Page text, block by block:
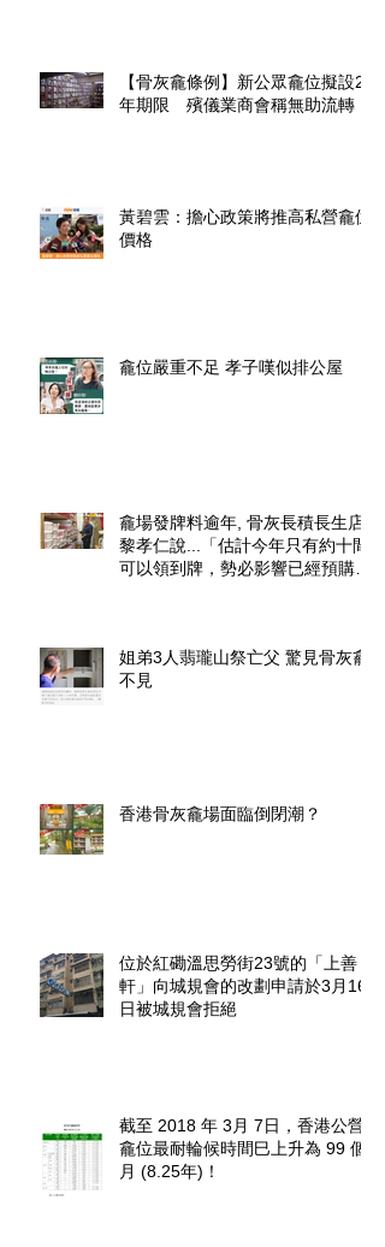
【骨灰龕條例】新公眾龕位擬設20
年期限 殯儀業商會稱無助流轉
黃碧雲：擔心政策將推高私營龕位
價格
龕位嚴重不足 孝子嘆似排公屋
龕場發牌料逾年, 骨灰長積長生店.
黎孝仁說...「估計今年只有約十間
可以領到牌，勢必影響已經預購了
姐弟3人翡瓏山祭亡父 驚見骨灰龕
不見
香港骨灰龕場面臨倒閉潮？
位於紅磡溫思勞街23號的「上善
軒」向城規會的改劃申請於3月16
日被城規會拒絕
截至 2018 年 3月 7日，香港公營
龕位最耐輪候時間巳上升為 99 個
月 (8.25年)！